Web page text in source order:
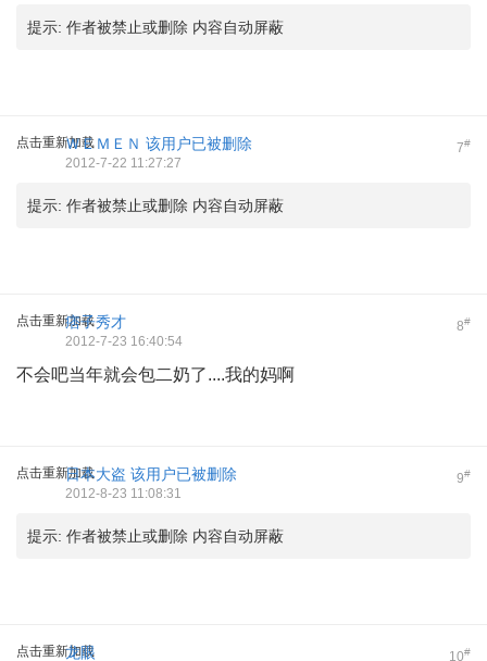
提示: 作者被禁止或删除 内容自动屏蔽
点击重新加载 7#
ＷＥＭＥＮ 该用户已被删除
2012-7-22 11:27:27
提示: 作者被禁止或删除 内容自动屏蔽
点击重新加载 8#
痞子秀才
2012-7-23 16:40:54
不会吧当年就会包二奶了....我的妈啊
点击重新加载 9#
日本大盗 该用户已被删除
2012-8-23 11:08:31
提示: 作者被禁止或删除 内容自动屏蔽
点击重新加载 10#
龙眼